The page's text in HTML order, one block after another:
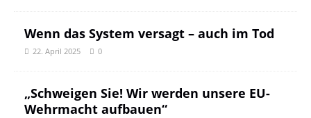
Wenn das System versagt – auch im Tod
22. April 2025 0
„Schweigen Sie! Wir werden unsere EU-
Wehrmacht aufbauen“